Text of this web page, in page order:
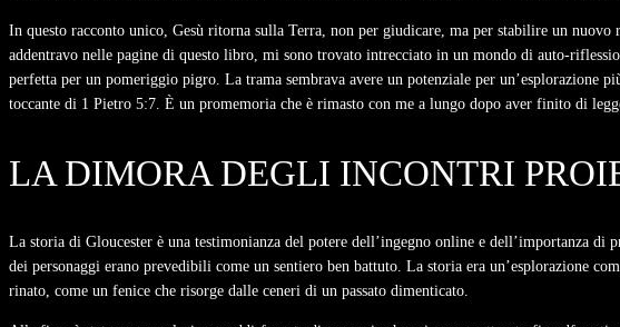
In questo racconto unico, Gesù ritorna sulla Terra, non per giudicare, ma per stabilire un
addentravo nelle pagine di questo libro, mi sono trovato intrecciato in un mondo di auto-
perfetta per un pomeriggio pigro. La trama sembrava avere un potenziale per un’esplorazione
toccante di 1 Pietro 5:7. È un promemoria che è rimasto con me a lungo dopo aver finito di
LA DIMORA DEGLI INCONTRI
La storia di Gloucester è una testimonianza del potere dell’ingegno online e dell’importanza
dei personaggi erano prevedibili come un sentiero ben battuto. La storia era un’esplorazione
rinato, come un fenice che risorge dalle ceneri di un passato dimenticato.